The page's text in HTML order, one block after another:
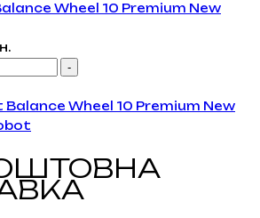
Wheel 10 Premium New
Поточна
-